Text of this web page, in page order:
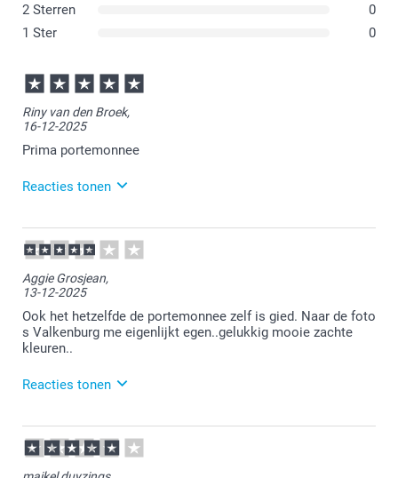
2 Sterren
0
1 Ster
0
Riny van den Broek,
16-12-2025
Prima portemonnee
Reacties tonen
16-12-2025
13:01
Veel plezier van de portemonnee
Aggie Grosjean,
13-12-2025
Ook het hetzelfde de portemonnee zelf is gied. Naar de foto
s Valkenburg me eigenlijkt egen..gelukkig mooie zachte
kleuren..
Reacties tonen
16-12-2025
13:09
Bedankt voor je bericht.